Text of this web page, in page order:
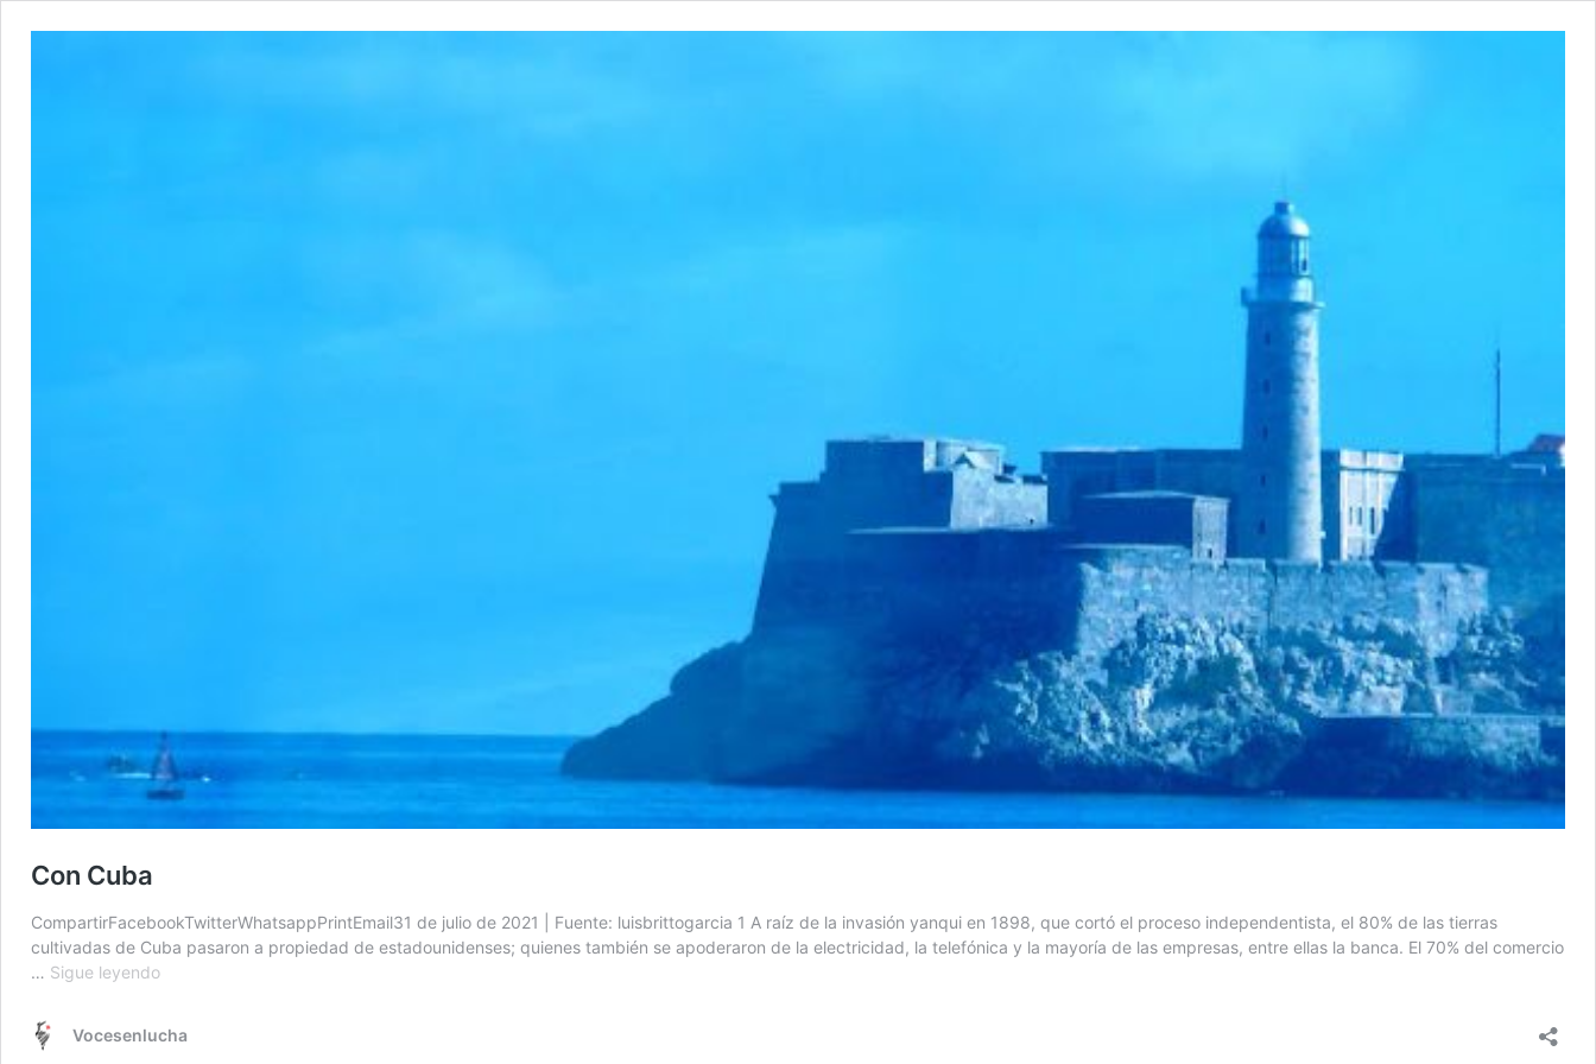
Con Cuba
CompartirFacebookTwitterWhatsappPrintEmail31 de julio de 2021 | Fuente: luisbrittogarcia 1 A raíz de la invasión yanqui en 1898, que cortó el proceso independentista, el 80% de las tierras
cultivadas de Cuba pasaron a propiedad de estadounidenses; quienes también se apoderaron de la electricidad, la telefónica y la mayoría de las empresas, entre ellas la banca. El 70% del comercio
… Sigue leyendoCon
Vocesenlucha